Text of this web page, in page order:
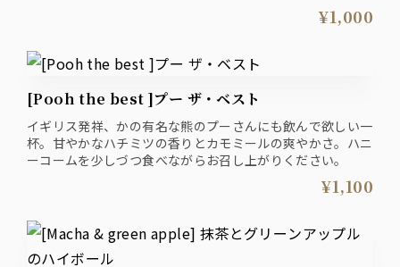
¥1,000
[Pooh the best ]プー ザ・ベスト
イギリス発祥、かの有名な熊のプーさんにも飲んで欲しい一
杯。甘やかなハチミツの香りとカモミールの爽やかさ。ハニ
ーコームを少しづつ食べながらお召し上がりください。
¥1,100